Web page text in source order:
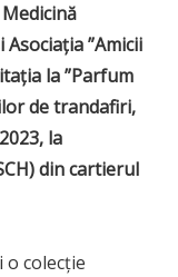
”Amicii
la ”Parfum
de trandafiri,
la
din cartierul
o colecție